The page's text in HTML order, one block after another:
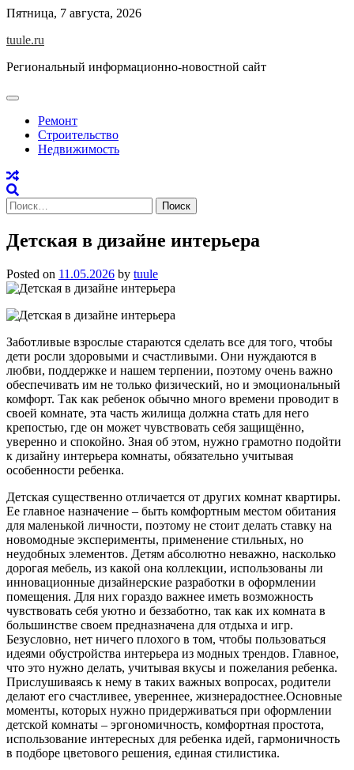
Skip
content
Пятница, 7 августа, 2026
tuule.ru
Региональный информационно-новостной сайт
Ремонт
Строительство
Недвижимость
Найти:
Детская в дизайне интерьера
Posted on 11.05.2026 by tuule
Заботливые взрослые стараются сделать все для того, чтобы
дети росли здоровыми и счастливыми. Они нуждаются в
любви, поддержке и нашем терпении, поэтому очень важно
обеспечивать им не только физический, но и эмоциональный
комфорт. Так как ребенок обычно много времени проводит в
своей комнате, эта часть жилища должна стать для него
крепостью, где он может чувствовать себя защищённо,
уверенно и спокойно. Зная об этом, нужно грамотно подойти
к дизайну интерьера комнаты, обязательно учитывая
особенности ребенка.
Детская существенно отличается от других комнат квартиры.
Ее главное назначение – быть комфортным местом обитания
для маленькой личности, поэтому не стоит делать ставку на
новомодные эксперименты, применение стильных, но
неудобных элементов. Детям абсолютно неважно, насколько
дорогая мебель, из какой она коллекции, использованы ли
инновационные дизайнерские разработки в оформлении
помещения. Для них гораздо важнее иметь возможность
чувствовать себя уютно и беззаботно, так как их комната в
большинстве своем предназначена для отдыха и игр.
Безусловно, нет ничего плохого в том, чтобы пользоваться
идеями обустройства интерьера из модных трендов. Главное,
что это нужно делать, учитывая вкусы и пожелания ребенка.
Прислушиваясь к нему в таких важных вопросах, родители
делают его счастливее, увереннее, жизнерадостнее.Основные
моменты, которых нужно придерживаться при оформлении
детской комнаты – эргономичность, комфортная простота,
использование интересных для ребенка идей, гармоничность
в подборе цветового решения, единая стилистика.